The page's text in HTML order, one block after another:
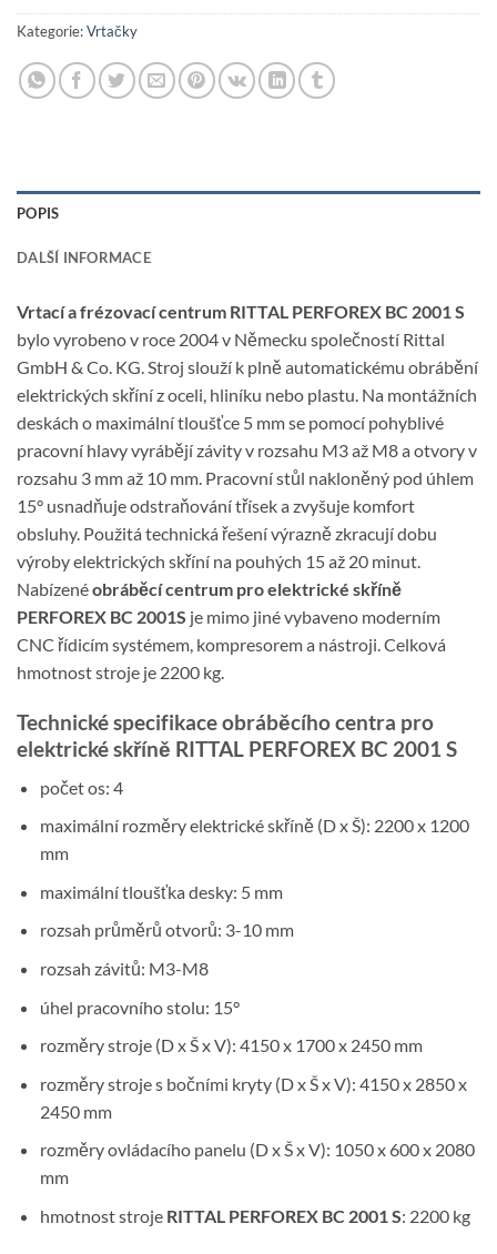
Kategorie:Vrtačky
POPIS
DALŠÍ INFORMACE
Vrtací a frézovací centrum RITTAL PERFOREX BC 2001 S
bylo vyrobeno v roce 2004 v Německu společností Rittal
GmbH & Co. KG. Stroj slouží k plně automatickému obrábění
elektrických skříní z oceli, hliníku nebo plastu. Na montážních
deskách o maximální tloušťce 5 mm se pomocí pohyblivé
pracovní hlavy vyrábějí závity v rozsahu M3 až M8 a otvory v
rozsahu 3 mm až 10 mm. Pracovní stůl nakloněný pod úhlem
15° usnadňuje odstraňování třísek a zvyšuje komfort
obsluhy. Použitá technická řešení výrazně zkracují dobu
výroby elektrických skříní na pouhých 15 až 20 minut.
Nabízenéobráběcí centrum pro elektrické skříně
PERFOREX BC 2001S je mimo jiné vybaveno moderním
CNC řídicím systémem, kompresorem a nástroji. Celková
hmotnost stroje je 2200 kg.
Technické specifikace obráběcího centra pro
elektrické skříně RITTAL PERFOREX BC 2001 S
počet os: 4
maximální rozměry elektrické skříně (D x Š): 2200 x 1200
mm
maximální tloušťka desky: 5 mm
rozsah průměrů otvorů: 3-10 mm
rozsah závitů: M3-M8
úhel pracovního stolu: 15°
rozměry stroje (D x Š x V): 4150 x 1700 x 2450 mm
rozměry stroje s bočními kryty (D x Š x V): 4150 x 2850 x
2450 mm
rozměry ovládacího panelu (D x Š x V): 1050 x 600 x 2080
mm
hmotnost stroje RITTAL PERFOREX BC 2001 S: 2200 kg